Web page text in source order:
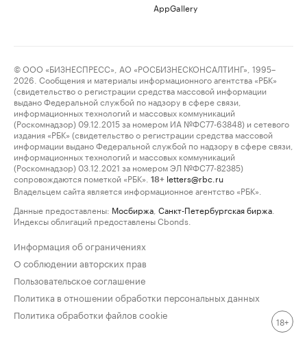
AppGallery
© ООО «БИЗНЕСПРЕСС», АО «РОСБИЗНЕСКОНСАЛТИНГ», 1995–
2026. Сообщения и материалы информационного агентства «РБК»
(свидетельство о регистрации средства массовой информации
выдано Федеральной службой по надзору в сфере связи,
информационных технологий и массовых коммуникаций
(Роскомнадзор) 09.12.2015 за номером ИА №ФС77-63848) и сетевого
издания «РБК» (свидетельство о регистрации средства массовой
информации выдано Федеральной службой по надзору в сфере связи,
информационных технологий и массовых коммуникаций
(Роскомнадзор) 03.12.2021 за номером ЭЛ №ФС77-82385)
сопровождаются пометкой «РБК».
18+ letters@rbc.ru
Владельцем сайта является информационное агентство «РБК».
Данные предоставлены: Мосбиржа Санкт-Петербургская биржа
Индексы облигаций предоставлены Cbonds.
Информация об ограничениях
О соблюдении авторских прав
Пользовательское соглашение
Политика в отношении обработки персональных данных
Политика обработки файлов cookie
18+